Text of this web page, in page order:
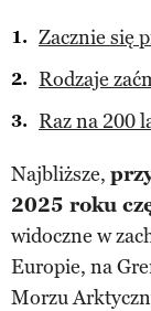
Zacznie się
Rodzaje
Raz na 200
Najbliższe,
2025 roku
widoczne w
Europie, na
Morzu